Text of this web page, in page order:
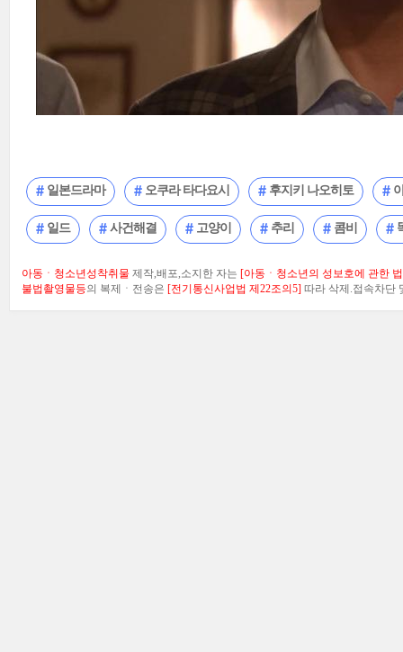
일본드라마 오쿠라 타다요시 후지키 나오히토
일드 사건해결 고양이 추리 콤비
아동ㆍ청소년성착취물 제작,배포,소지한 자는 [아동ㆍ청소년의 성보호에 관한
불법촬영물등의 복제ㆍ전송은 [전기통신사업법 제22조의5] 따라 삭제.접속차단